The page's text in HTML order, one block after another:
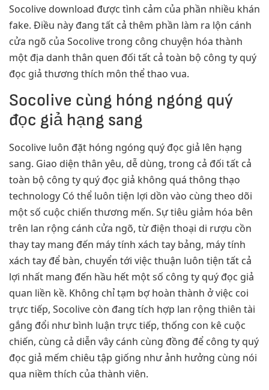
Socolive download được tình cảm của phần nhiều khán
fake. Điều này đang tất cả thêm phần làm ra lộn cánh
cửa ngõ của Socolive trong công chuyện hóa thành
một địa danh thân quen đối tất cả toàn bộ công ty quý
đọc giả thương thích môn thể thao vua.
Socolive cùng hóng ngóng quý
đọc giả hạng sang
Socolive luôn đặt hóng ngóng quý đọc giả lên hạng
sang. Giao diện thân yêu, dễ dùng, trong cả đối tất cả
toàn bộ công ty quý đọc giả không quá thông thạo
technology Có thể luôn tiện lợi dồn vào cùng theo dõi
một số cuộc chiến thương mến. Sự tiêu giảm hóa bên
trên lan rộng cánh cửa ngõ, từ điện thoại di rượu cồn
thay tay mang đến máy tính xách tay bảng, máy tính
xách tay để bàn, chuyển tới việc thuận luôn tiện tất cả
lợi nhất mang đến hầu hết một số công ty quý đọc giả
quan liền kề. Không chỉ tạm bợ hoàn thành ở việc coi
trực tiếp, Socolive còn đang tích hợp lan rộng thiên tài
gắng đổi như bình luận trực tiếp, thống con kê cuộc
chiến, cùng cả diễn vây cánh cùng đồng để công ty quý
đọc giả mếm chiêu tập giống như ảnh hưởng cùng nói
qua niềm thích của thành viên.